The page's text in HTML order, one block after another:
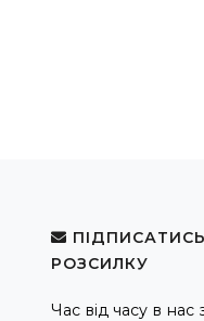
РОЗСИЛКУ
Час від часу в нас